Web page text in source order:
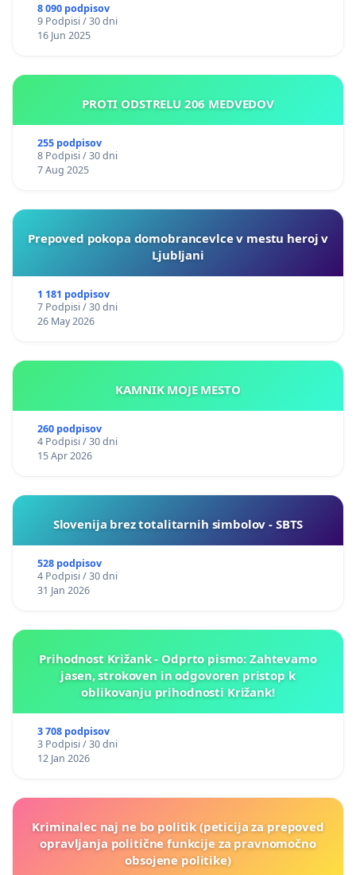
8 090 podpisov
9 Podpisi / 30 dni
16 Jun 2025
PROTI ODSTRELU 206 MEDVEDOV
255 podpisov
8 Podpisi / 30 dni
7 Aug 2025
Prepoved pokopa domobrancevlce v mestu heroj v
Ljubljani
1 181 podpisov
7 Podpisi / 30 dni
26 May 2026
KAMNIK MOJE MESTO
260 podpisov
4 Podpisi / 30 dni
15 Apr 2026
Slovenija brez totalitarnih simbolov - SBTS
528 podpisov
4 Podpisi / 30 dni
31 Jan 2026
Prihodnost Križank - Odprto pismo: Zahtevamo
jasen, strokoven in odgovoren pristop k
oblikovanju prihodnosti Križank!
3 708 podpisov
3 Podpisi / 30 dni
12 Jan 2026
Kriminalec naj ne bo politik (peticija za prepoved
opravljanja politične funkcije za pravnomočno
obsojene politike)